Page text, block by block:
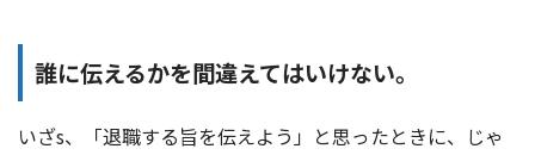
誰に伝えるかを間違えてはいけない。
いざs、「退職する旨を伝えよう」と思ったときに、じゃ